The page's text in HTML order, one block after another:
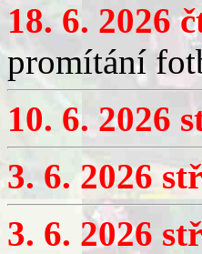
18. 6. 2026
promítání
10. 6. 2026
3. 6. 2026
3. 6. 2026